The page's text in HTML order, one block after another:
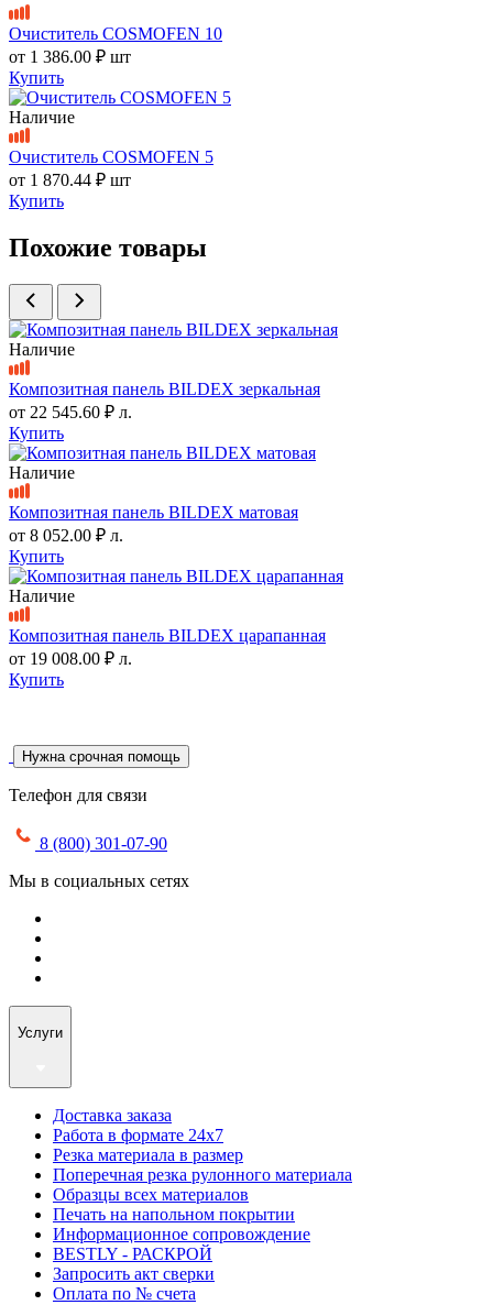
Очиститель COSMOFEN 10
от 1 386.00 ₽ шт
Купить
Наличие
Очиститель COSMOFEN 5
от 1 870.44 ₽ шт
Купить
Похожие товары
Наличие
Композитная панель BILDEX зеркальная
от 22 545.60 ₽ л.
Купить
Наличие
Композитная панель BILDEX матовая
от 8 052.00 ₽ л.
Купить
Наличие
Композитная панель BILDEX царапанная
от 19 008.00 ₽ л.
Купить
Нужна срочная помощь
Телефон для связи
8 (800) 301-07-90
Мы в социальных сетях
Услуги
Доставка заказа
Работа в формате 24х7
Резка материала в размер
Поперечная резка рулонного материала
Образцы всех материалов
Печать на напольном покрытии
Информационное сопровождение
BESTLY - РАСКРОЙ
Запросить акт сверки
Оплата по № счета